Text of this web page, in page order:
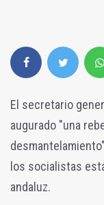
El secretario
augurado "una
los socialistas
andaluz.